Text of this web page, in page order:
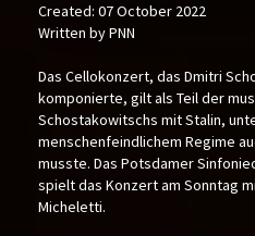
Created: 07 October 2022
Written by PNN
Das Cellokonzert, das Dmitri
komponierte, gilt als Teil der
Schostakowitschs mit Stalin,
menschenfeindlichem Regime
musste. Das Potsdamer
spielt das Konzert am Sonntag
Micheletti.